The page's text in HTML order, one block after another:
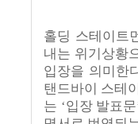
홀딩 스테이트
내는 위기상황
입장을 의미한
탠드바이 스테
는 ‘입장 발표